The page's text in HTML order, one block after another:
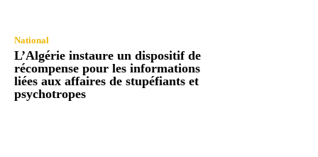
National
L’Algérie instaure un dispositif de
récompense pour les informations
liées aux affaires de stupéfiants et
psychotropes